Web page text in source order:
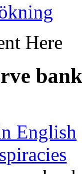
Here
English